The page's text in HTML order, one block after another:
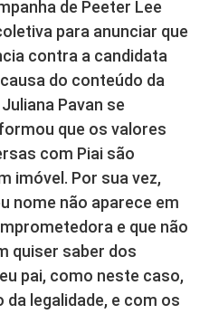
de Peeter Lee
para anunciar que
contra a candidata
do conteúdo da
Pavan se
que os valores
com Piai são
imóvel. Por sua vez,
nome não aparece em
e que não
quiser saber dos
pai, como neste caso,
legalidade, e com os